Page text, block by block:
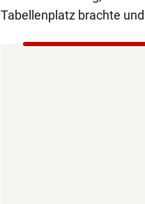
Tabellenplatz brachte